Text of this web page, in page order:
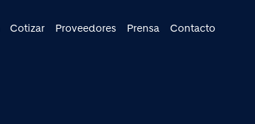
Cotizar Proveedores Prensa Contacto